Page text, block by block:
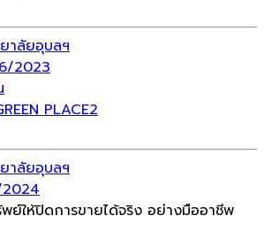
าลัยอุบลฯ
2023
PLACE2
าลัยอุบลฯ
2024
ย์ให้ปิดการขายได้จริง อย่างมืออาชีพ